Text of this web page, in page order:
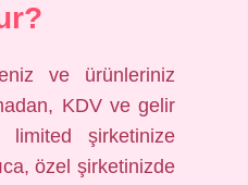
ve ürünleriniz
KDV ve gelir
limited şirketinize
özel şirketinizde